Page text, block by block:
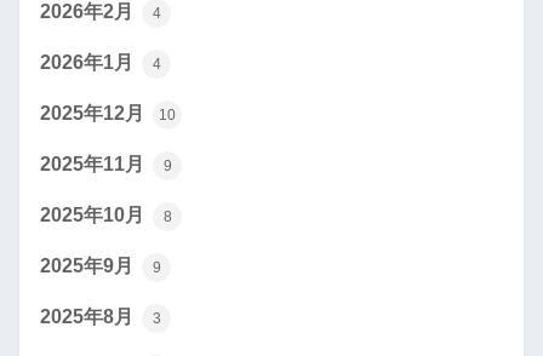
2026年2月 4
2026年1月 4
2025年12月 10
2025年11月 9
2025年10月 8
2025年9月 9
2025年8月 3